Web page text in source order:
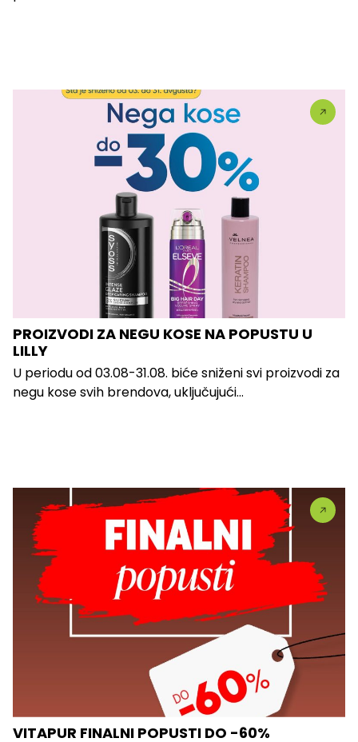
PROIZVODI ZA NEGU KOSE NA POPUSTU U
LILLY
U periodu od 03.08-31.08. biće sniženi svi proizvodi za
negu kose svih brendova, uključujući...
VITAPUR FINALNI POPUSTI DO -60%